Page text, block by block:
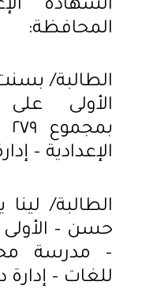
الشهادة
المحافظة:
الطالبة/
الأولى
الإعدادية –
الطالبة/
– مدرسة
للغات – إدارة